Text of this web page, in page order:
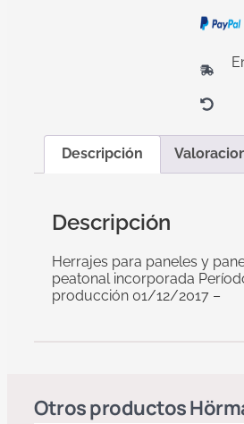
Descripción
Descripción
Herrajes para paneles y
peatonal incorporada
producción 01/12/2017 –
Otros productos